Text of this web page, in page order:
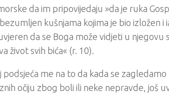
da im pripovijedaju »da je ruka
kušnjama kojima je bio izložen i
da se Boga može vidjeti u njegovu
život svih bića« (r. 10).
podsjeća me na to da kada se zagledamo
očiju zbog boli ili neke nepravde, još